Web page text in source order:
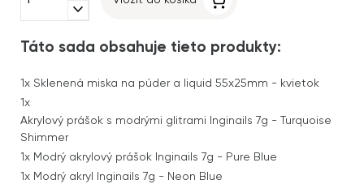
expand_more
Táto sada obsahuje tieto produkty:
1x Sklenená miska na púder a liquid 55x25mm - kvietok
1x
Akrylový prášok s modrými glitrami Inginails 7g - Turquoise
Shimmer
1x Modrý akrylový prášok Inginails 7g - Pure Blue
1x Modrý akryl Inginails 7g - Neon Blue